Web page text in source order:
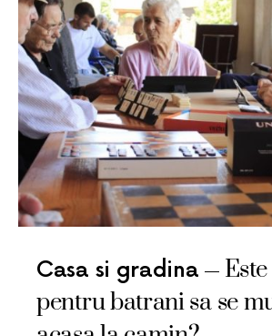
Casa si gradina
pentru batrani sa se